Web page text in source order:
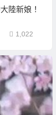
陸新娘！
1,022